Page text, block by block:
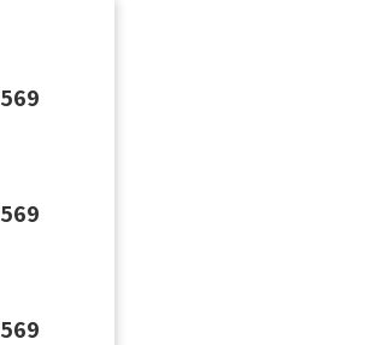
569
569
569